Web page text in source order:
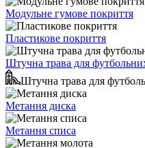
Модульне гумове покриття
Пластикове покриття
Штучна трава для
Штучна трава для
Метання диска
Метання списа